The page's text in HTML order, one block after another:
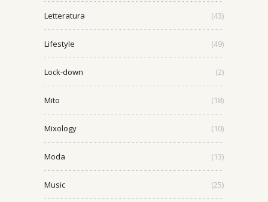
Letteratura (43)
Lifestyle (49)
Lock-down (2)
Mito (18)
Mixology (10)
Moda (13)
Music (25)